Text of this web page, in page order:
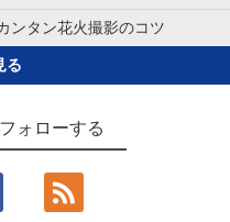
タン花火撮影のコツ
る
ォローする